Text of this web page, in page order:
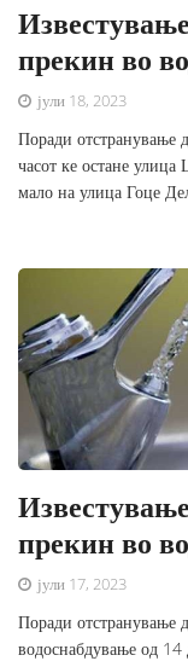
прекин во
јули 18, 2023
Поради отстранување
часот ке остане улица
мало на улица Гоце
прекин во
јули 17, 2023
Поради отстранување
водоснабдување од